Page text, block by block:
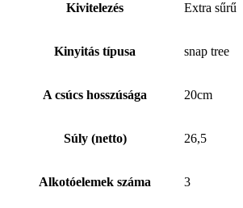
Kivitelezés Extra sűrű
Kinyitás típusa snap tree
A csúcs hosszúsága 20cm
Súly (netto) 26,5
Alkotóelemek száma 3